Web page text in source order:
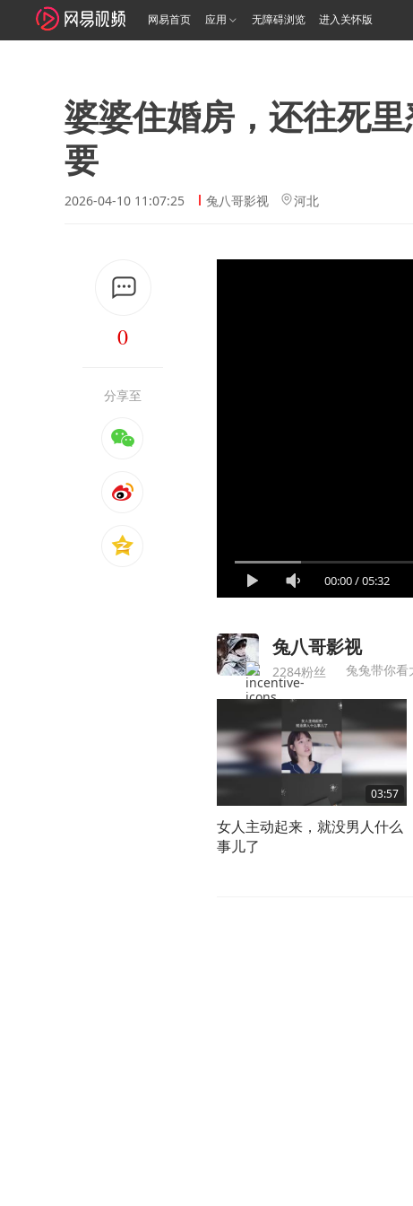
网易首页 应用 无障碍浏览 进入关怀版
婆婆住婚房，还往死
要
2026-04-10 11:07:25 兔八哥影视 河北
0
分享至
00:00/05:32
兔八哥影视
2284粉丝 兔兔带你看
03:57
女人主动起来，就没男人什么
事儿了